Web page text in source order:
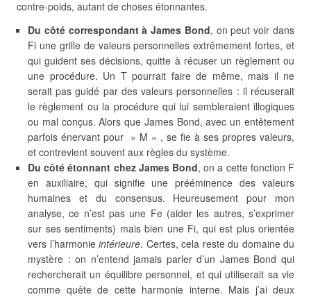
contre-poids, autant de choses étonnantes.
Du côté correspondant à James Bond, on peut voir dans
Fi une grille de valeurs personnelles extrêmement fortes, et
qui guident ses décisions, quitte à récuser un règlement ou
une procédure. Un T pourrait faire de même, mais il ne
serait pas guidé par des valeurs personnelles : il récuserait
le règlement ou la procédure qui lui sembleraient illogiques
ou mal conçus. Alors que James Bond, avec un entêtement
parfois énervant pour » M « , se fie à ses propres valeurs,
et contrevient souvent aux règles du système.
Du côté étonnant chez James Bond, on a cette fonction F
en auxiliaire, qui signifie une prééminence des valeurs
humaines et du consensus. Heureusement pour mon
analyse, ce n’est pas une Fe (aider les autres, s’exprimer
sur ses sentiments) mais bien une Fi, qui est plus orientée
vers l’harmonie intérieure. Certes, cela reste du domaine du
mystère : on n’entend jamais parler d’un James Bond qui
rechercherait un équilibre personnel, et qui utiliserait sa vie
comme quête de cette harmonie interne. Mais j’ai deux